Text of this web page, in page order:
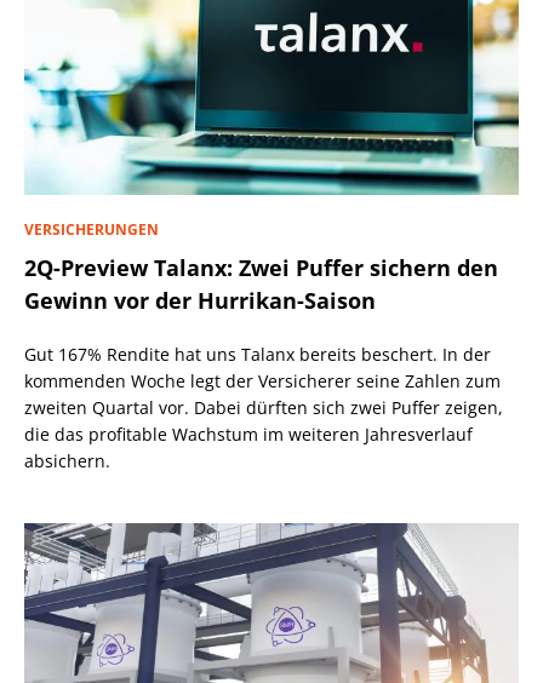
VERSICHERUNGEN
2Q-Preview Talanx: Zwei Puffer sichern den
Gewinn vor der Hurrikan-Saison
Gut 167% Rendite hat uns Talanx bereits beschert. In der
kommenden Woche legt der Versicherer seine Zahlen zum
zweiten Quartal vor. Dabei dürften sich zwei Puffer zeigen,
die das profitable Wachstum im weiteren Jahresverlauf
absichern.